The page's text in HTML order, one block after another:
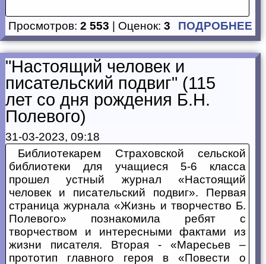
Просмотров: 2 553 | Оценок: 3 ПОДРОБНЕЕ
"Настоящий человек и
писательский подвиг" (115
лет со дня рождения Б.Н.
Полевого)
31-03-2023, 09:18
Библиотекарем Страховской сельской
библиотеки для учащиеся 5-6 класса
прошел устный журнал «Настоящий
человек и писательский подвиг». Первая
страница журнала «Жизнь и творчество Б.
Полевого» познакомила ребят с
творчеством и интересными фактами из
жизни писателя. Вторая - «Маресьев –
прототип главного героя в «Повести о